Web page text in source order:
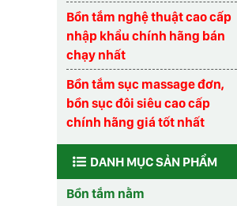
Bồn tắm nghệ thuật cao cấp
nhập khẩu chính hãng bán
chạy nhất
Bồn tắm sục massage đơn,
bồn sục đôi siêu cao cấp
chính hãng giá tốt nhất
DANH MỤC SẢN PHẨM
Bồn tắm nằm